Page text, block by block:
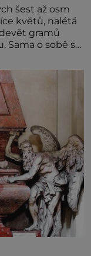
šest až osm
květů, nalétá
gramů
Sama o sobě se
včelstva,